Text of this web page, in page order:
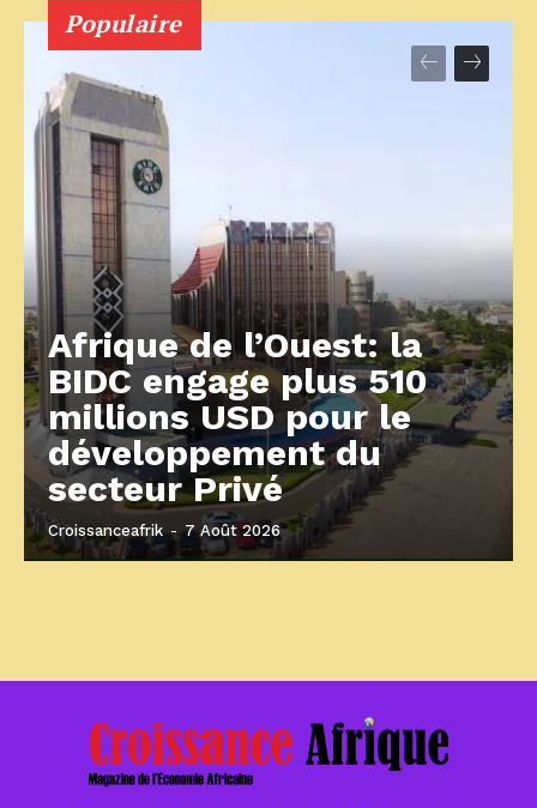
Populaire
Afrique de l’Ouest: la
BIDC engage plus 510
millions USD pour le
développement du
secteur Privé
Croissanceafrik - 7 Août 2026